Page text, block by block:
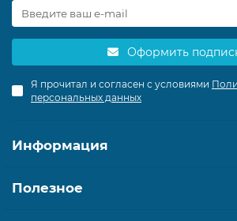
Оформить
Я прочитал и согласен с условиями
персональных данных
Информация
Полезное